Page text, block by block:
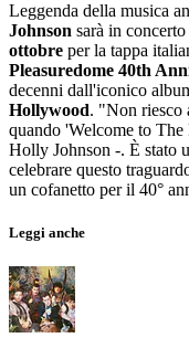
Leggenda della musica
Johnson sarà in concerto
ottobre per la tappa
Pleasuredome 40th
decenni dall'iconico
Hollywood. "Non riesco
quando 'Welcome to The
Holly Johnson -. È stato
celebrare questo
un cofanetto per il 40°
Leggi anche